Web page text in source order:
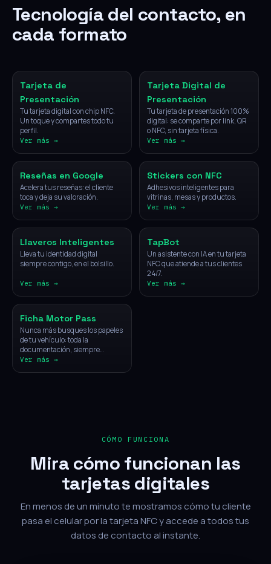
Tecnología del contacto, en
cada formato
Tarjeta de
Presentación
Tu tarjeta digital con chip NFC.
Un toque y compartes todo tu
perfil.
Ver más →
Tarjeta Digital de
Presentación
Tu tarjeta de presentación 100%
digital: se comparte por link, QR
o NFC, sin tarjeta física.
Ver más →
NFC
Reseñas en Google
Acelera tus reseñas: el cliente
toca y deja su valoración.
Ver más →
NFC
Stickers con NFC
Adhesivos inteligentes para
vitrinas, mesas y productos.
Ver más →
NFC
Llaveros Inteligentes
Lleva tu identidad digital
siempre contigo, en el bolsillo.
Ver más →
IA
TapBot
Un asistente con IA en tu tarjeta
NFC que atiende a tus clientes
24/7.
Ver más →
Vehículos
Ficha Motor Pass
Nunca más busques los papeles
de tu vehículo: toda la
documentación, siempre
disponible con un solo toque.
Ver más →
CÓMO FUNCIONA
Mira cómo funcionan las
tarjetas digitales
En menos de un minuto te mostramos cómo tu cliente
pasa el celular por la tarjeta NFC y accede a todos tus
datos de contacto al instante.